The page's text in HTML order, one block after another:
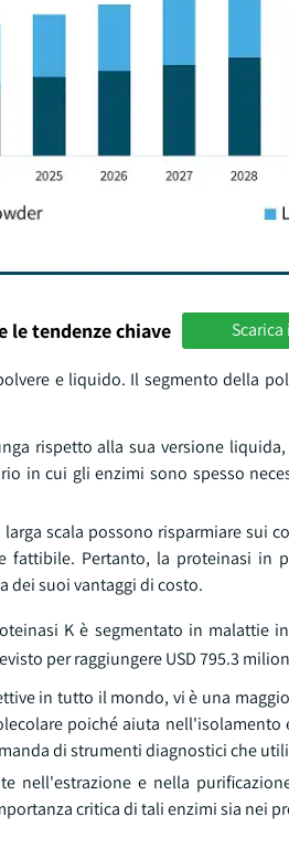
le tendenze chiave
e liquido. Il segmento della
rispetto alla sua versione
in cui gli enzimi sono spesso
scala possono risparmiare sui
fattibile. Pertanto, la proteinasi in
dei suoi vantaggi di costo.
K è segmentato in malattie
per raggiungere USD 795.3
in tutto il mondo, vi è una
poiché aiuta
di strumenti diagnostici che
nell'estrazione e nella
critica di tali enzimi sia nei